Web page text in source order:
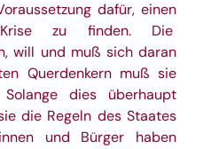
dafür, einen
zu finden. Die
will und muß sich daran
Querdenkern muß sie
Solange dies überhaupt
die Regeln des Staates
und Bürger haben